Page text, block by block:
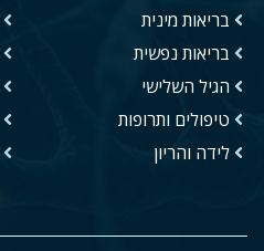
בריאות מינית
בריאות נפשית
הגיל השלישי
טיפולים ותרופות
לידה והריון